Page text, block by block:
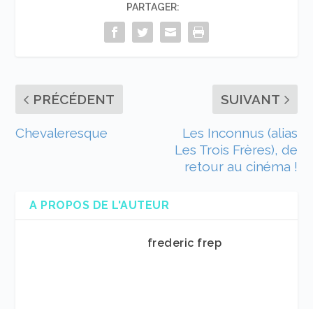
PARTAGER:
PRÉCÉDENT
Chevaleresque
SUIVANT
Les Inconnus (alias
Les Trois Frères), de
retour au cinéma !
A PROPOS DE L'AUTEUR
frederic frep